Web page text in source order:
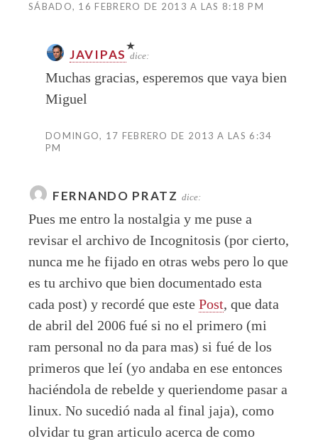
SÁBADO, 16 FEBRERO DE 2013 A LAS 8:18 PM
JAVIPAS dice:
Muchas gracias, esperemos que vaya bien
Miguel
DOMINGO, 17 FEBRERO DE 2013 A LAS 6:34
PM
FERNANDO PRATZ dice:
Pues me entro la nostalgia y me puse a
revisar el archivo de Incognitosis (por cierto,
nunca me he fijado en otras webs pero lo que
es tu archivo que bien documentado esta
cada post) y recordé que este Post, que data
de abril del 2006 fué si no el primero (mi
ram personal no da para mas) si fué de los
primeros que leí (yo andaba en ese entonces
haciéndola de rebelde y queriendome pasar a
linux. No sucedió nada al final jaja), como
olvidar tu gran articulo acerca de como